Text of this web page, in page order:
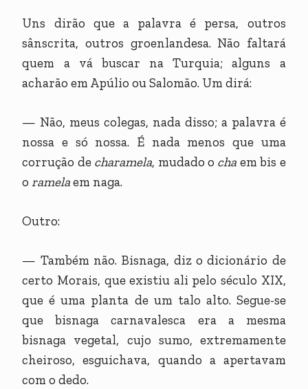
Uns dirão que a palavra é persa, outros
sânscrita, outros groenlandesa. Não faltará
quem a vá buscar na Turquia; alguns a
acharão em Apúlio ou Salomão. Um dirá:
— Não, meus colegas, nada disso; a palavra é
nossa e só nossa. É nada menos que uma
corrução de charamela, mudado o cha em bis e
o ramelaem naga.
Outro:
— Também não. Bisnaga, diz o dicionário de
certo Morais, que existiu ali pelo século XIX,
que é uma planta de um talo alto. Segue-se
que bisnaga carnavalesca era a mesma
bisnaga vegetal, cujo sumo, extremamente
cheiroso, esguichava, quando a apertavam
com o dedo.